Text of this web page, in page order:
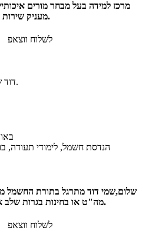
מרכז למידה בעל מבחר מורים
מעניק שירות מלא וליווי אישי לכל תלמיד.
לשלוח ווצאפ
הנדסת חשמל, לימודי תעודה,
שלום,שמי דוד מתרגל בתורת החשמל
מה"ט או בחינות בגרות שלב אחר שלב 100 אחוז הצלחה.
לשלוח ווצאפ